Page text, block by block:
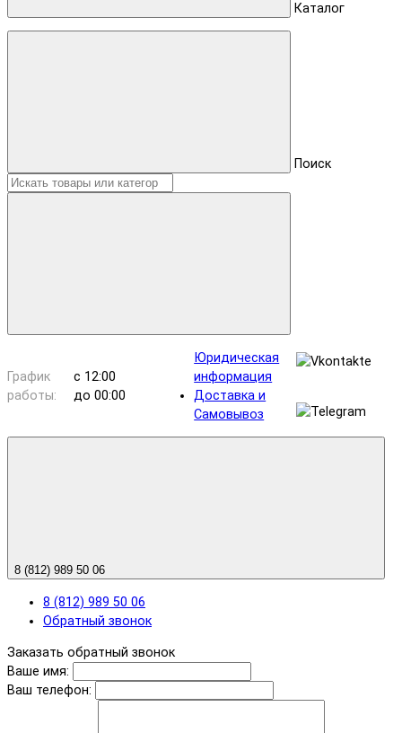
Каталог
Поиск
График
работы:
с 12:00
до 00:00
Юридическая
информация
Доставка и
Самовывоз
8 (812) 989 50 06
8 (812) 989 50 06
Обратный звонок
Заказать обратный звонок
Ваше имя:
Ваш телефон: